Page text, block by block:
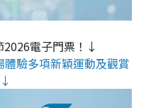
電子門票！↓
驗多項新穎運動及觀賞